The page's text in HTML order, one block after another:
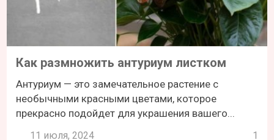
Как размножить антуриум листком
Антуриум — это замечательное растение с
необычными красными цветами, которое
прекрасно подойдет для украшения вашего...
11 июля, 2024 1